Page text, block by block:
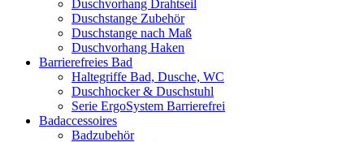
Duschvorhang Drahtseil
Duschstange Zubehör
Duschstange nach Maß
Duschvorhang Haken
Barrierefreies Bad
Haltegriffe Bad, Dusche, WC
Duschhocker & Duschstuhl
Serie ErgoSystem Barrierefrei
Badaccessoires
Badzubehör